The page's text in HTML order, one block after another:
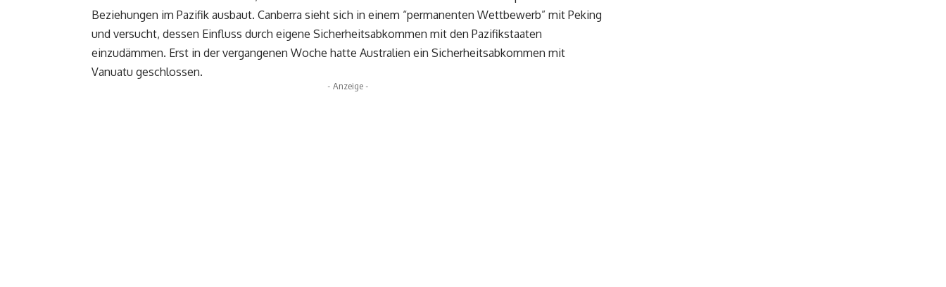
Beziehungen im Pazifik ausbaut. Canberra sieht sich in einem “permanenten Wettbewerb” mit Peking
und versucht, dessen Einfluss durch eigene Sicherheitsabkommen mit den Pazifikstaaten
einzudämmen. Erst in der vergangenen Woche hatte Australien ein Sicherheitsabkommen mit
Vanuatu geschlossen.
- Anzeige -